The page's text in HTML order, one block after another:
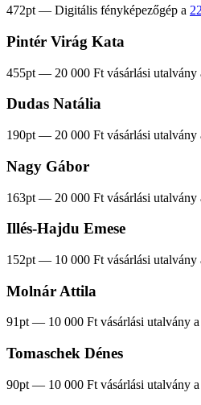
472pt — Digitális fényképezőgép a
Pintér Virág Kata
455pt — 20 000 Ft vásárlási utalvány
Dudas Natália
190pt — 20 000 Ft vásárlási utalvány
Nagy Gábor
163pt — 20 000 Ft vásárlási utalvány
Illés-Hajdu Emese
152pt — 10 000 Ft vásárlási utalvány
Molnár Attila
91pt — 10 000 Ft vásárlási utalvány a
Tomaschek Dénes
90pt — 10 000 Ft vásárlási utalvány a